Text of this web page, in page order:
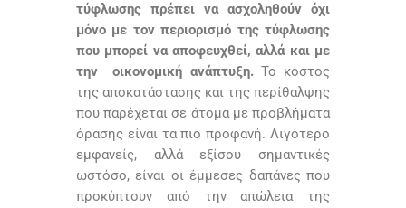
τύφλωσης πρέπει να ασχοληθούν όχι
μόνο με τον περιορισμό της τύφλωσης
που μπορεί να αποφευχθεί, αλλά και με
την οικονομική ανάπτυξη.Το κόστος
της αποκατάστασης και της περίθαλψης
που παρέχεται σε άτομα με προβλήματα
όρασης είναι τα πιο προφανή. Λιγότερο
εμφανείς, αλλά εξίσου σημαντικές
ωστόσο, είναι οι έμμεσες δαπάνες που
προκύπτουν από την απώλεια της